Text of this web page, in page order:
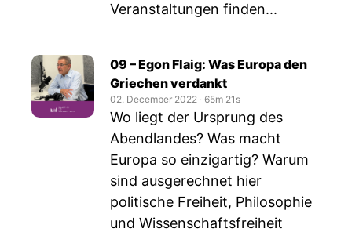
Veranstaltungen finden...
09 – Egon Flaig: Was Europa den
Griechen verdankt
02. December 2022 ‧ 65m 21s
Wo liegt der Ursprung des
Abendlandes? Was macht
Europa so einzigartig? Warum
sind ausgerechnet hier
politische Freiheit, Philosophie
und Wissenschaftsfreiheit